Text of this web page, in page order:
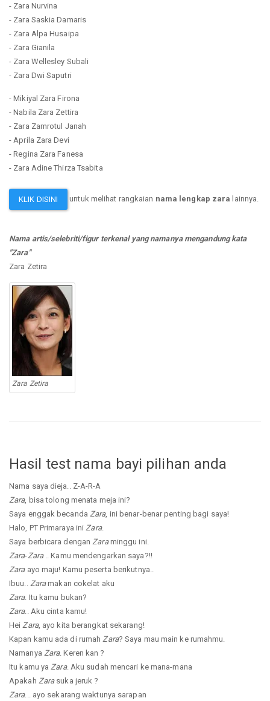
- Zara Nurvina
- Zara Saskia Damaris
- Zara Alpa Husaipa
- Zara Gianila
- Zara Wellesley Subali
- Zara Dwi Saputri
- Mikiyal Zara Firona
- Nabila Zara Zettira
- Zara Zamrotul Janah
- Aprila Zara Devi
- Regina Zara Fanesa
- Zara Adine Thirza Tsabita
KLIK DISINI untuk melihat rangkaian nama lengkap zara lainnya.
Nama artis/selebriti/figur terkenal yang namanya mengandung kata
"Zara"
Zara Zetira
Zara Zetira
Hasil test nama bayi pilihan anda
Nama saya dieja.. Z-A-R-A
Zara, bisa tolong menata meja ini?
Saya enggak becanda Zara, ini benar-benar penting bagi saya!
Halo, PT Primaraya ini Zara.
Saya berbicara dengan Zaraminggu ini.
Zara-Zara.. Kamu mendengarkan saya?!!
Zaraayo maju! Kamu peserta berikutnya..
Ibuu.. Zaramakan cokelat aku
Zara. Itu kamu bukan?
Zara.. Aku cinta kamu!
Hei Zara, ayo kita berangkat sekarang!
Kapan kamu ada di rumah Zara? Saya mau main ke rumahmu.
Namanya Zara. Keren kan ?
Itu kamu ya Zara. Aku sudah mencari ke mana-mana
Apakah Zarasuka jeruk ?
Zara... ayo sekarang waktunya sarapan